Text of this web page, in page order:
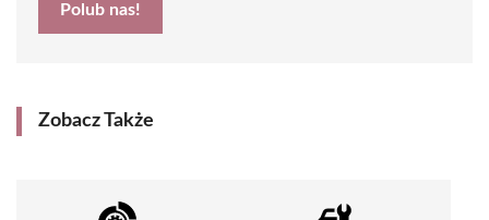
Polub nas!
Zobacz Także